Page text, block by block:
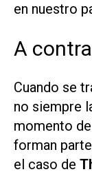
en nuestro
A
Cuando se
no siempre
momento
forman
el caso de